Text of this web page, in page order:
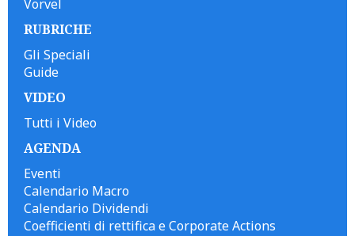
Vorvel
RUBRICHE
Gli Speciali
Guide
VIDEO
Tutti i Video
AGENDA
Eventi
Calendario Macro
Calendario Dividendi
Coefficienti di rettifica e Corporate Actions